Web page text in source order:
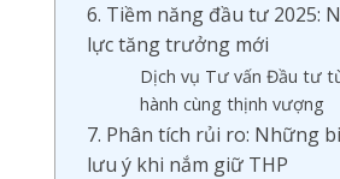
6. Tiềm năng đầu tư 2025:
lực tăng trưởng mới
Dịch vụ Tư vấn Đầu tư
hành cùng thịnh vượng
7. Phân tích rủi ro: Những
lưu ý khi nắm giữ THP